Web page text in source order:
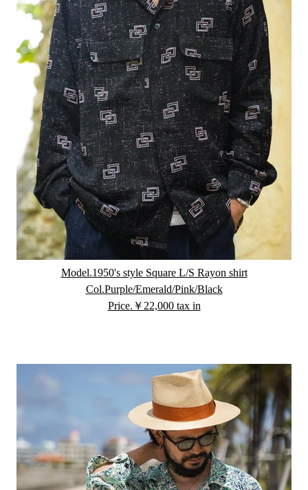
Model.1950's style Square L/S Rayon shirt
Col.Purple/Emerald/Pink/Black
Price.￥22,000 tax in